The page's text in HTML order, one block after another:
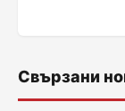
Свързани